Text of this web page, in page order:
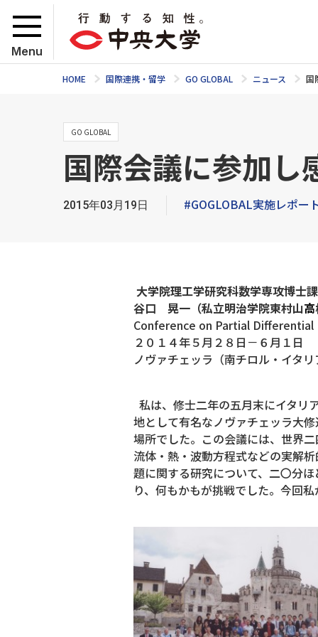
Menu
HOME 国際連携・留学 GO GLOBAL ニュース 国
GO GLOBAL
国際会議に参加し
2015年03月19日 #GOGLOBAL実施レポー
大学院理工学研究科数学専攻博士
谷口 晃一 （私立明治学院東村山高
Conference on Partial Differential
２０１４年５月２８日－６月１日
ノヴァチェッラ（南チロル・イタリ
私は、修士二年の五月末にイタリ
地として有名なノヴァチェッラ大
場所でした。この会議には、世界
流体・熱・波動方程式などの実解
題に関する研究について、二〇分
り、何もかもが挑戦でした。今回